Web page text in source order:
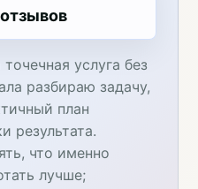
услуга без
разбираю задачу,
план
результата.
что именно
лучше;